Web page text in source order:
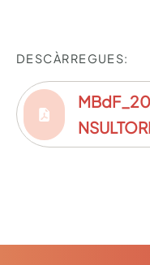
DESCÀRREGUES: